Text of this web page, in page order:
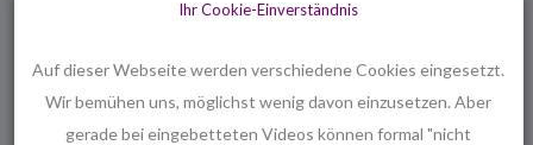
Foto von Boca Dorada (Desayuno) [CC BY-SA 2.0], via
Wikimedia Commons
Ihr Cookie-Einverständnis
Auf dieser Webseite werden verschiedene Cookies eingesetzt.
Wir bemühen uns, möglichst wenig davon einzusetzen. Aber
gerade bei eingebetteten Videos können formal "nicht